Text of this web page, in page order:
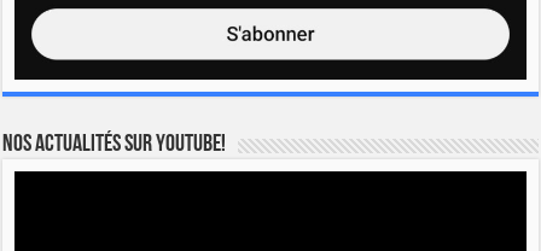
Nos actualités sur YOUTUBE!